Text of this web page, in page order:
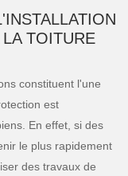
TOITURE
constituent l'une
est
En effet, si des
le plus rapidement
des travaux de